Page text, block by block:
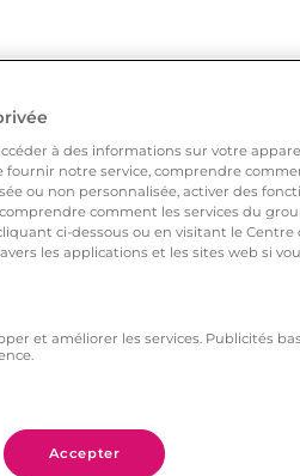
à des informations sur votre
notre service, comprendre
ou non personnalisée, activer des
comment les services du
ci-dessous ou en visitant le
les applications et les sites web si
et améliorer les services. Publicités
Accepter